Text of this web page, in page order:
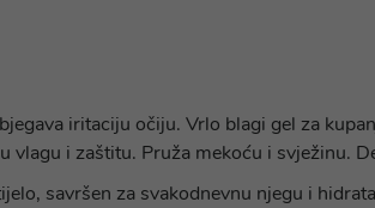
iritaciju očiju. Vrlo blagi gel za
vlagu i zaštitu. Pruža mekoću i svježinu.
savršen za svakodnevnu njegu i